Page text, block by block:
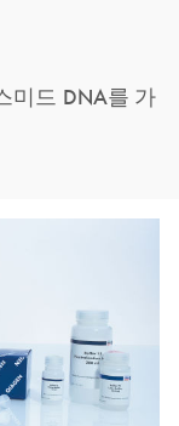
미드 DNA를 가